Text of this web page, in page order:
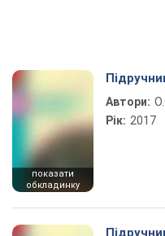
показати
обкладинку
Автори:
Рік: 2017